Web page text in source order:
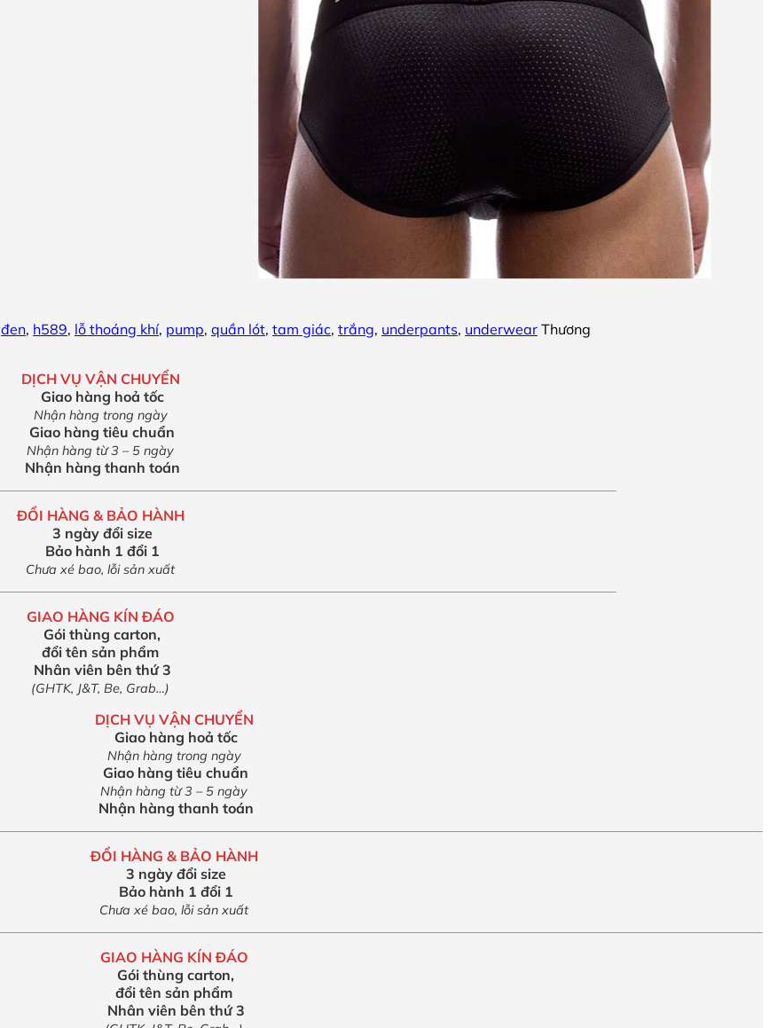
đen, h589, lỗ thoáng khí, pump, quần lót, tam giác, trắng, underpants, underwear Thương
DỊCH VỤ VẬN CHUYỂN
Giao hàng hoả tốc
Nhận hàng trong ngày
Giao hàng tiêu chuẩn
Nhận hàng từ 3 – 5 ngày
Nhận hàng thanh toán
ĐỔI HÀNG & BẢO HÀNH
3 ngày đổi size
Bảo hành 1 đổi 1
Chưa xé bao, lỗi sản xuất
GIAO HÀNG KÍN ĐÁO
Gói thùng carton,
đổi tên sản phẩm
Nhân viên bên thứ 3
(GHTK, J&T, Be, Grab…)
DỊCH VỤ VẬN CHUYỂN
Giao hàng hoả tốc
Nhận hàng trong ngày
Giao hàng tiêu chuẩn
Nhận hàng từ 3 – 5 ngày
Nhận hàng thanh toán
ĐỔI HÀNG & BẢO HÀNH
3 ngày đổi size
Bảo hành 1 đổi 1
Chưa xé bao, lỗi sản xuất
GIAO HÀNG KÍN ĐÁO
Gói thùng carton,
đổi tên sản phẩm
Nhân viên bên thứ 3